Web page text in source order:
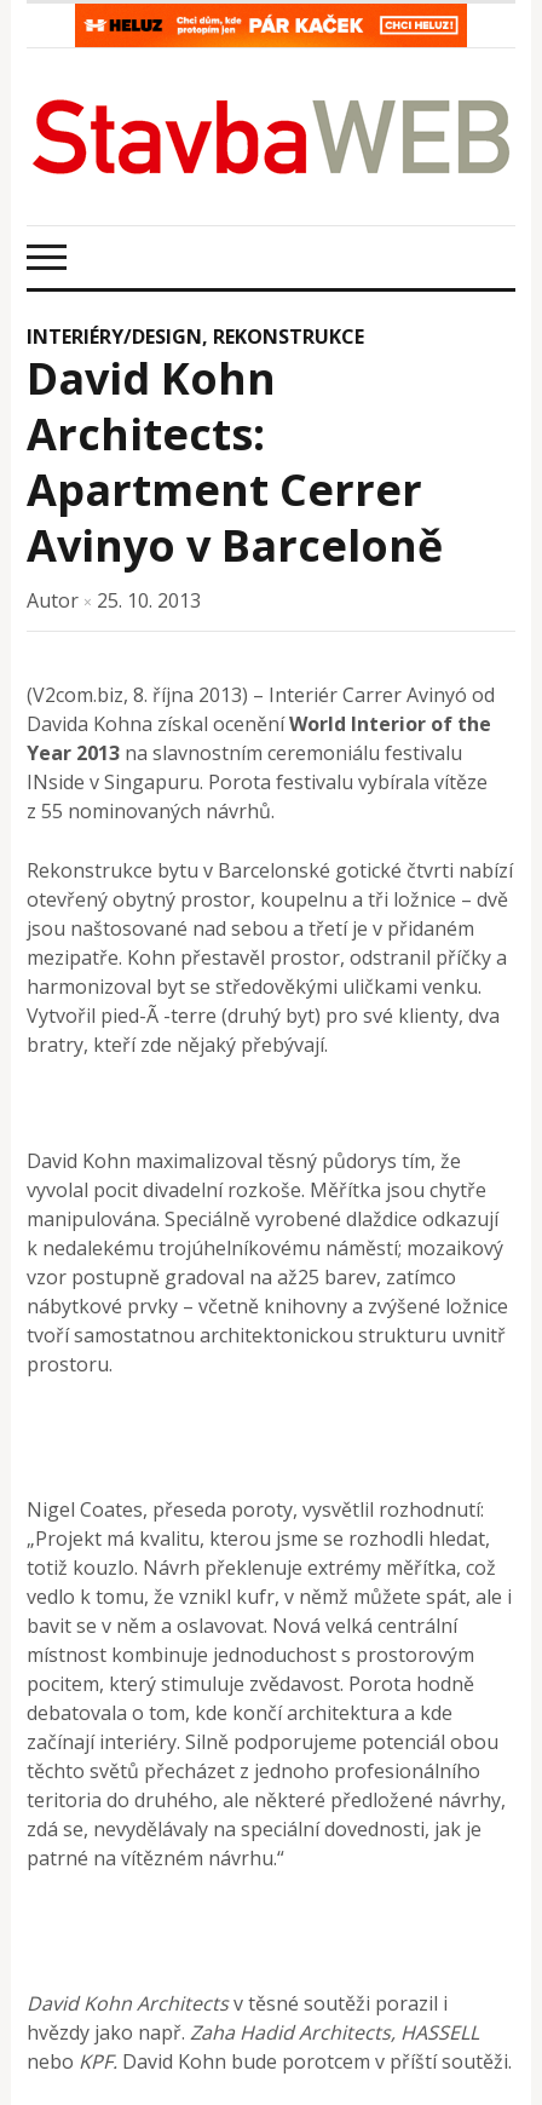
INTERIÉRY/DESIGN, REKONSTRUKCE
David Kohn
Architects:
Apartment Cerrer
Avinyo v Barceloně
Autor × 25. 10. 2013
(V2com.biz, 8. října 2013) – Interiér Carrer Avinyó od
Davida Kohna získal oceněníWorld Interior of the
Year 2013 na slavnostním ceremoniálu festivalu
INside v Singapuru. Porota festivalu vybírala vítěze
z 55 nominovaných návrhů.
Rekonstrukce bytu v Barcelonské gotické čtvrti nabízí
otevřený obytný prostor, koupelnu a tři ložnice – dvě
jsou naštosované nad sebou a třetí je v přidaném
mezipatře. Kohn přestavěl prostor, odstranil příčky a
harmonizoval byt se středověkými uličkami venku.
Vytvořil pied-Ã -terre (druhý byt) pro své klienty, dva
bratry, kteří zde nějaký přebývají.
David Kohn maximalizoval těsný půdorys tím, že
vyvolal pocit divadelní rozkoše. Měřítka jsou chytře
manipulována. Speciálně vyrobené dlaždice odkazují
k nedalekému trojúhelníkovému náměstí; mozaikový
vzor postupně gradoval na až25 barev, zatímco
nábytkové prvky – včetně knihovny a zvýšené ložnice
tvoří samostatnou architektonickou strukturu uvnitř
prostoru.
Nigel Coates, přeseda poroty, vysvětlil rozhodnutí:
„Projekt má kvalitu, kterou jsme se rozhodli hledat,
totiž kouzlo. Návrh překlenuje extrémy měřítka, což
vedlo k tomu, že vznikl kufr, v němž můžete spát, ale i
bavit se v něm a oslavovat. Nová velká centrální
místnost kombinuje jednoduchost s prostorovým
pocitem, který stimuluje zvědavost. Porota hodně
debatovala o tom, kde končí architektura a kde
začínají interiéry. Silně podporujeme potenciál obou
těchto světů přecházet z jednoho profesionálního
teritoria do druhého, ale některé předložené návrhy,
zdá se, nevydělávaly na speciální dovednosti, jak je
patrné na vítězném návrhu.“
David Kohn Architectsv těsné soutěži porazil i
hvězdy jako např.Zaha Hadid Architects, HASSELL
nebo KPF. David Kohn bude porotcem v příští soutěži.